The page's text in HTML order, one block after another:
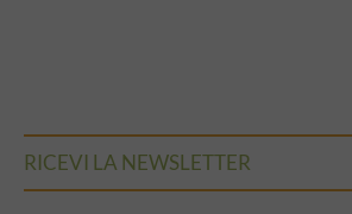
RICEVI LA NEWSLETTER